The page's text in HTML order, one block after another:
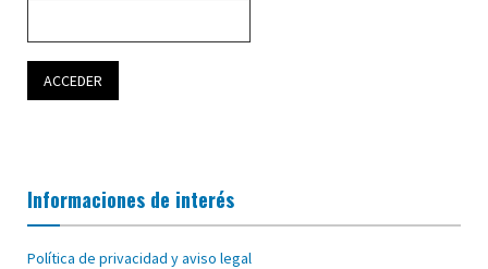
Informaciones de interés
Política de privacidad y aviso legal